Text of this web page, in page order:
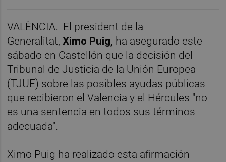
VALÈNCIA.
El president de la
Generalitat, Ximo Puig, ha asegurado este
sábado en Castellón que la decisión del
Tribunal de Justicia de la Unión Europea
(TJUE) sobre las posibles ayudas públicas
que recibieron el Valencia y el Hércules "no
es una sentencia en todos sus términos
adecuada".
Ximo Puig ha realizado esta afirmación